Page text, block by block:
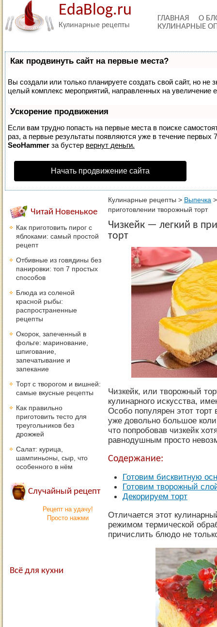
EdaBlog.ru
Кулинарные рецепты
ГЛАВНАЯ
О
КУЛИНАРНЫЕ
Как продвинуть сайт на первые места?
Вы создали или только планируете создать свой сайт, но не
целый комплекс мероприятий, направленных на увеличение
Ускорение продвижения
Если вам трудно попасть на первые места в поиске
раз, а первые результаты появляются уже в течение первых
SeoHammer за бустер вернут деньги.
Начать продвижение сайта
Кулинарные рецепты > Выпечка
приготовлении творожный торт
Чизкейк — легкий в
торт
Чизкейк, или творожный
кулинарного искусства,
Особо популярен этот
уже довольно большое
что попробовав чизкейк
равнодушным просто
Содержание:
Готовим бисквитную
Готовим творожный
Декорируем торт
Отличается этот
режимом термической
причислить блюдо не
Читай Новенькое
Как приготовить пирог с
яблоками: самый простой
рецепт
Отбивные из говядины без
панировки: топ 7 простых
способов
Блюда из соленой
красной рыбы:
распространенные
рецепты
Окорок, запеченный в
фольге: маринование,
шпигование,
запечатывание и
запекание
Торт с творогом и вишней:
самые вкусные рецепты
Как правильно
приготовить тесто для
треугольников без
дрожжей
Салат: курица,
шампиньоны, сыр, что
особенного в нём
Случайный рецепт
Рецепт на удачу!
Просто нажми
Всё для кухни